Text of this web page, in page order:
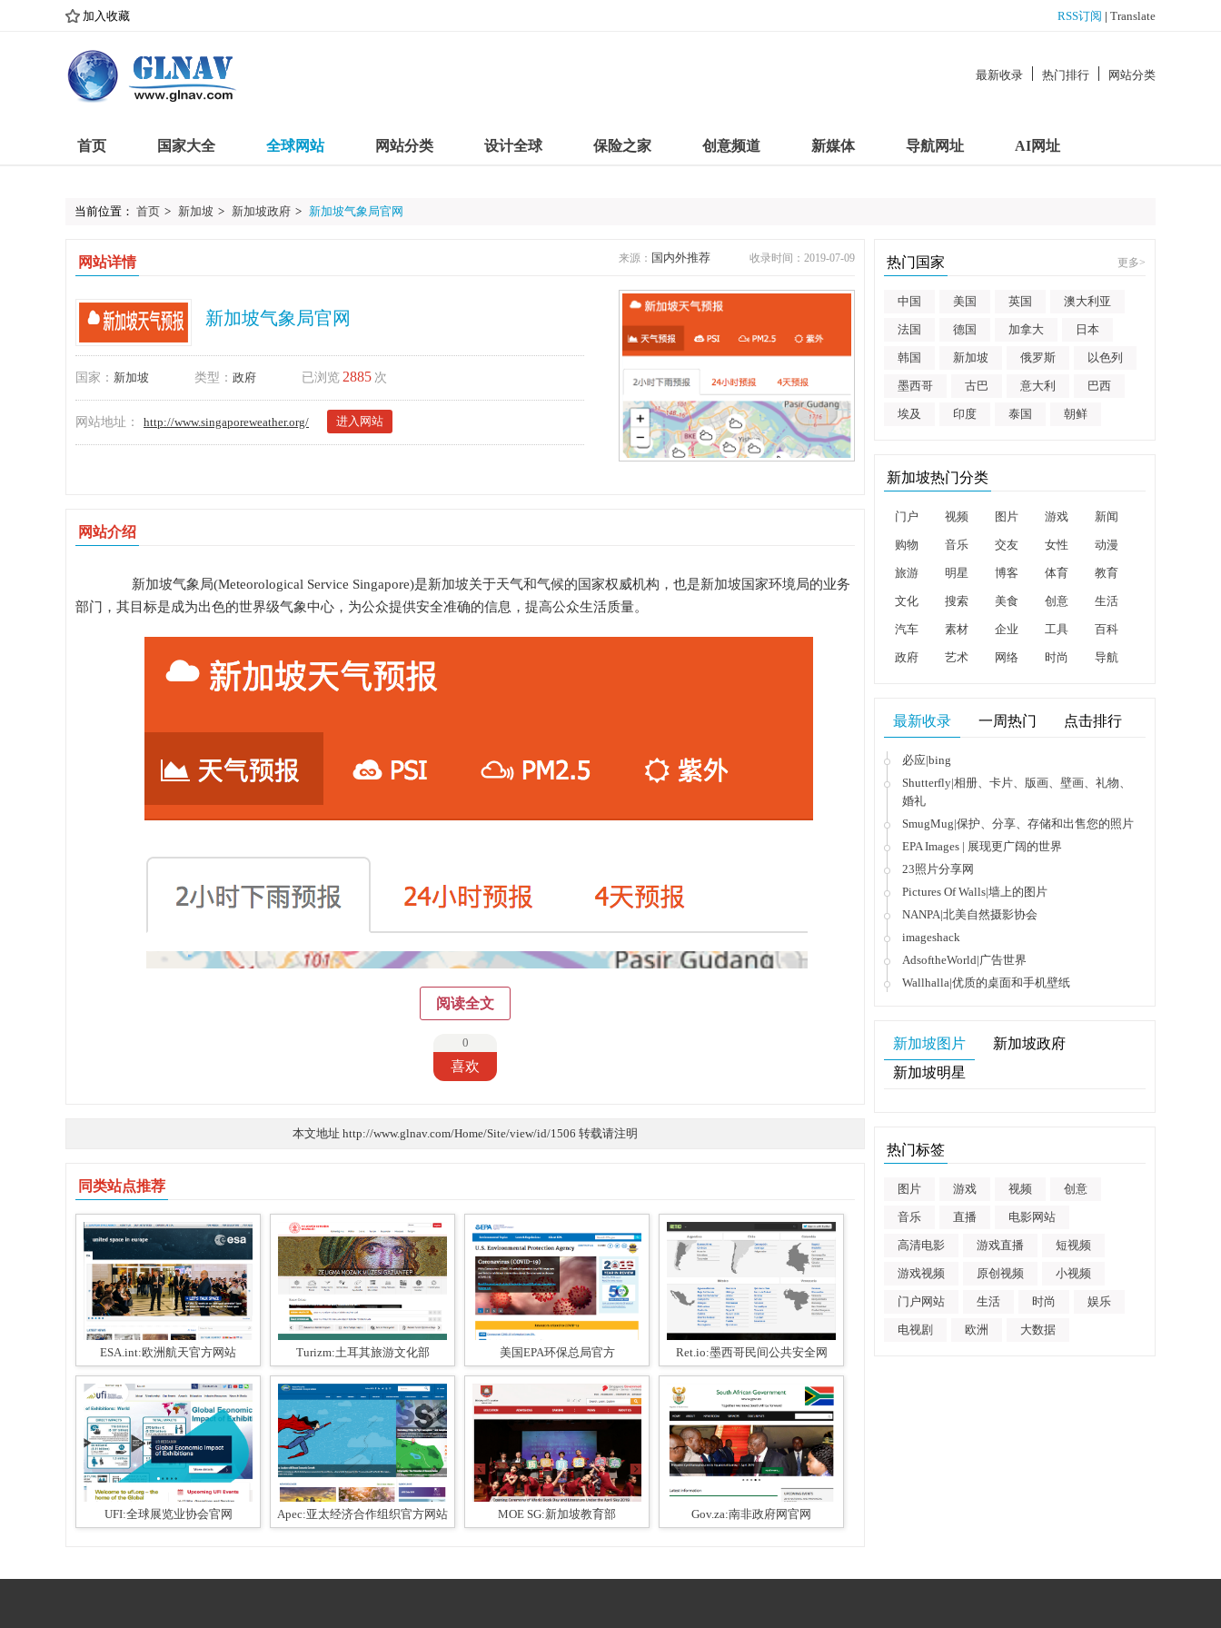
加入收藏 RSS订阅 | Translate
最新收录 热门排行 网站分类
首页 国家大全 全球网站 网站分类 设计全球 保险之家 创意频道 新媒体 导航网址 AI网址
当前位置： 首页 > 新加坡 > 新加坡政府 > 新加坡气象局官网
网站详情 来源： 国内外推荐 收录时间：2019-07-09
新加坡气象局官网
国家： 新加坡 类型： 政府 已浏览 2885 次
网站地址： http://www.singaporeweather.org/ 进入网站
网站介绍
新加坡气象局(Meteorological Service Singapore)是新加坡关于天气和气候的国家权威机构，也是新加坡国家环境局的业务
部门，其目标是成为出色的世界级气象中心，为公众提供安全准确的信息，提高公众生活质量。
阅读全文
0
喜欢
本文地址 http://www.glnav.com/Home/Site/view/id/1506 转载请注明
同类站点推荐
ESA.int:欧洲航天官方网站 Turizm:土耳其旅游文化部 美国EPA环保总局官方 Ret.io:墨西哥民间公共安全网
UFI:全球展览业协会官网 Apec:亚太经济合作组织官方网站 MOE SG:新加坡教育部 Gov.za:南非政府网官网
热门国家 更多>
中国 美国 英国 澳大利亚
法国 德国 加拿大 日本
韩国 新加坡 俄罗斯 以色列
墨西哥 古巴 意大利 巴西
埃及 印度 泰国 朝鲜
新加坡热门分类
门户 视频 图片 游戏 新闻
购物 音乐 交友 女性 动漫
旅游 明星 博客 体育 教育
文化 搜索 美食 创意 生活
汽车 素材 企业 工具 百科
政府 艺术 网络 时尚 导航
最新收录 一周热门 点击排行
必应|bing
Shutterfly|相册、卡片、版画、壁画、礼物、
婚礼
SmugMug|保护、分享、存储和出售您的照片
EPA Images | 展现更广阔的世界
23照片分享网
Pictures Of Walls|墙上的图片
NANPA|北美自然摄影协会
imageshack
AdsoftheWorld|广告世界
Wallhalla|优质的桌面和手机壁纸
新加坡图片
新加坡政府
新加坡明星
热门标签
图片 游戏 视频 创意
音乐 直播 电影网站
高清电影 游戏直播 短视频
游戏视频 原创视频 小视频
门户网站 生活 时尚 娱乐
电视剧 欧洲 大数据